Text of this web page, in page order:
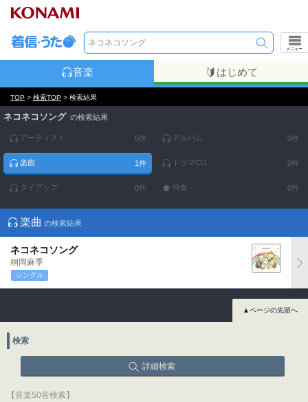
メニュー
音楽 はじめて
TOP > 検索TOP > 検索結果
ネコネコソング の検索結果
アーティスト 0件
楽曲 1件
タイアップ 0件
アルバム 0件
ドラマCD 0件
特集 0件
楽曲 の検索結果
ネコネコソング
桐岡麻季
シングル
▲ページの先頭へ
検索
詳細検索
【音楽50音検索】